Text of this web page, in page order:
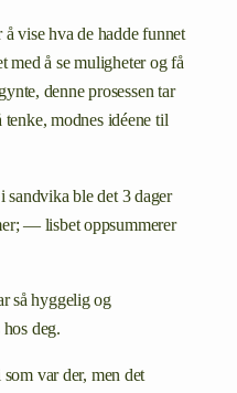
vise hva de hadde funnet
med å se muligheter og få
denne prosessen tar
modnes idéene til
sandvika ble det 3 dager
— lisbet oppsummerer
så hyggelig og
deg.
var der, men det